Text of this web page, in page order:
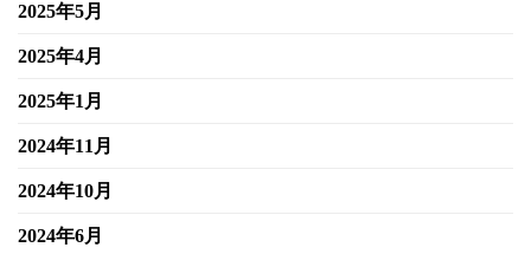
2025年5月
2025年4月
2025年1月
2024年11月
2024年10月
2024年6月